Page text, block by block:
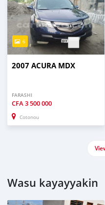
6
2007 ACURA MDX
FARASHI
CFA3 500 000
Cotonou
Wasu kayayyakin